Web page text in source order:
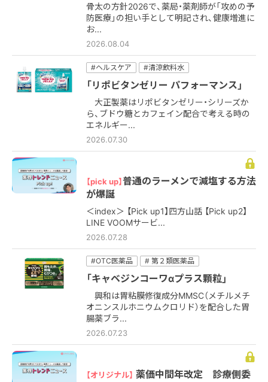
骨太の方針2026で、薬局・薬剤師が「攻めの予
防医療」の担い手として明記され、健康増進に
お...
2026.08.04
#ヘルスケア #清涼飲料水
「リポビタンゼリー パフォーマンス」
大正製薬はリポビタンゼリー・シリーズか
ら、ブドウ糖とカフェイン配合で考える時の
エネルギー...
2026.07.30
【pick up】 普通のラーメンで減塩する方法
が爆誕
＜index＞ 【Pick up1】四方山話 【Pick up2】
LINE VOOMサービ...
2026.07.28
#OTC医薬品 # 第２類医薬品
「キャベジンコーワαプラス顆粒」
興和は胃粘膜修復成分MMSC（メチルメチ
オニンスルホニウムクロリド）を配合した胃
腸薬ブラ...
2026.07.23
【オリジナル】 薬価中間年改定 診療側委